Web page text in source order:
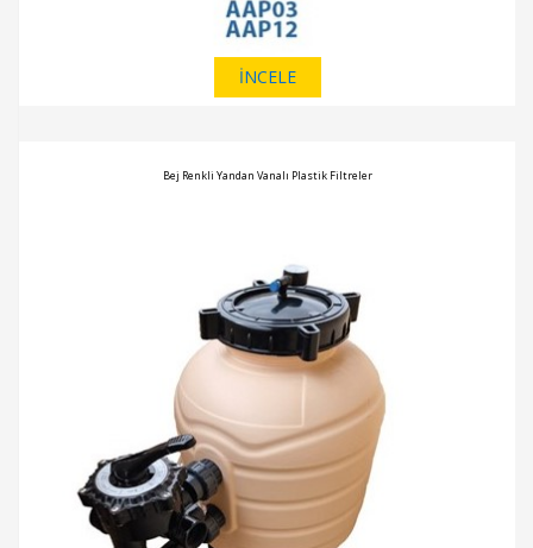
İNCELE
Bej Renkli Yandan Vanalı Plastik Filtreler